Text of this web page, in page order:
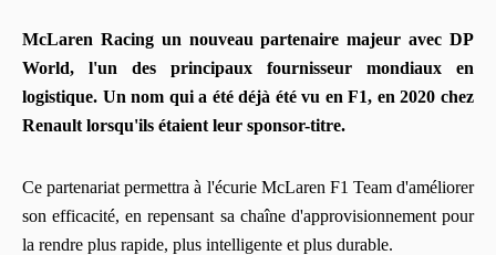
McLaren Racing un nouveau partenaire majeur avec DP
World, l'un des principaux fournisseur mondiaux en
logistique. Un nom qui a été déjà été vu en F1, en 2020 chez
Renault lorsqu'ils étaient leur sponsor-titre.
Ce partenariat permettra à l'écurie McLaren F1 Team d'améliorer
son efficacité, en repensant sa chaîne d'approvisionnement pour
la rendre plus rapide, plus intelligente et plus durable.